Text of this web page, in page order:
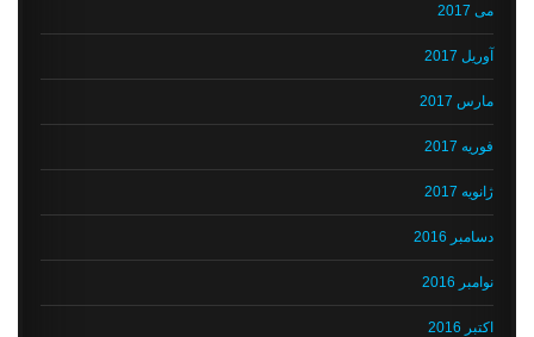
می 2017
آوریل 2017
مارس 2017
فوریه 2017
ژانویه 2017
دسامبر 2016
نوامبر 2016
اکتبر 2016